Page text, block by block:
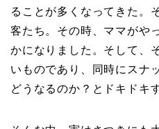
ることが多くなってきた。
客たち。その時、ママがや
かになりました。そして、
いものであり、同時にスナ
どうなるのか？とドキドキ